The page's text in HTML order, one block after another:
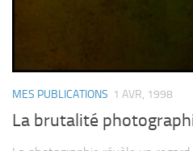
MES PUBLICATIONS 1 AVR, 1998
La brutalité